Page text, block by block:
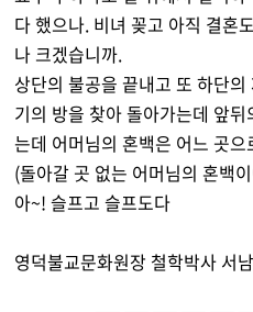
다 했으나. 비녀 꽂고 아직 결혼
나 크겠습니까.
상단의 불공을 끝내고 또 하단
기의 방을 찾아 돌아가는데 앞
는데 어머님의 혼백은 어느 곳
(돌아갈 곳 없는 어머님의 혼백
아~! 슬프고 슬프도다
영덕불교문화원장 철학박사 서